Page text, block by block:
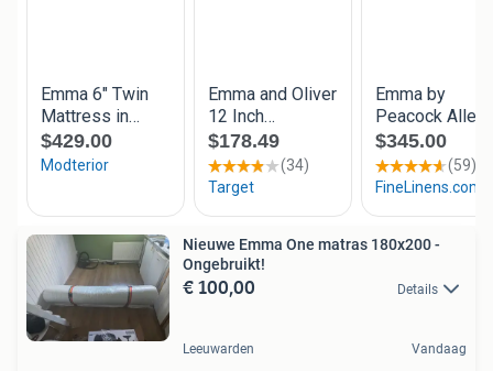
Nieuwe Emma One matras 180x200 -
Ongebruikt!
€ 100,00 Details
Leeuwarden Vandaag